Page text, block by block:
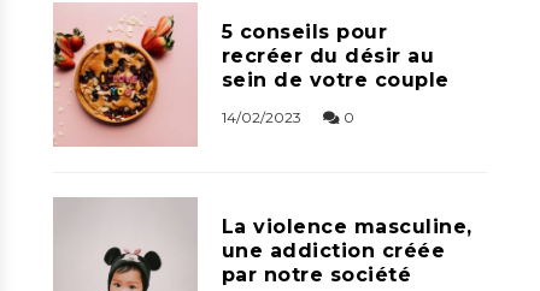
5 conseils pour
recréer du désir au
sein de votre couple
14/02/2023 0
La violence masculine,
une addiction créée
par notre société